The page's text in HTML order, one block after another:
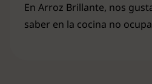
En Arroz Brillante, nos
saber en la cocina no